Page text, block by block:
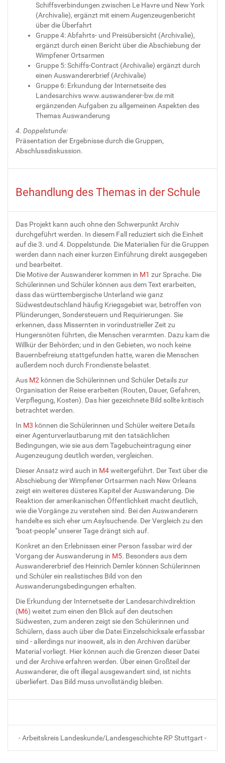
Schiffsverbindungen zwischen Le Havre und New York
(Archivalie), ergänzt mit einem Augenzeugenbericht
über die Überfahrt
Gruppe 4: Abfahrts- und Preisübersicht (Archivalie),
ergänzt durch einen Bericht über die Abschiebung der
Wimpfener Ortsarmen
Gruppe 5: Schiffs-Contract (Archivalie) ergänzt durch
einen Auswandererbrief (Archivalie)
Gruppe 6: Erkundung der Internetseite des
Landesarchivs www.auswanderer-bw.de mit
ergänzenden Aufgaben zu allgemeinen Aspekten des
Themas Auswanderung
4. Doppelstunde:
Präsentation der Ergebnisse durch die Gruppen,
Abschlussdiskussion.
Behandlung des Themas in der Schule
Das Projekt kann auch ohne den Schwerpunkt Archiv
durchgeführt werden. In diesem Fall reduziert sich die Einheit
auf die 3. und 4. Doppelstunde. Die Materialien für die Gruppen
werden dann nach einer kurzen Einführung direkt ausgegeben
und bearbeitet.
Die Motive der Auswanderer kommen in M1 zur Sprache. Die
Schülerinnen und Schüler können aus dem Text erarbeiten,
dass das württembergische Unterland wie ganz
Südwestdeutschland häufig Kriegsgebiet war, betroffen von
Plünderungen, Sondersteuern und Requirierungen. Sie
erkennen, dass Missernten in vorindustrieller Zeit zu
Hungersnöten führten, die Menschen verarmten. Dazu kam die
Willkür der Behörden; und in den Gebieten, wo noch keine
Bauernbefreiung stattgefunden hatte, waren die Menschen
außerdem noch durch Frondienste belastet.
Aus M2 können die Schülerinnen und Schüler Details zur
Organisation der Reise erarbeiten (Routen, Dauer, Gefahren,
Verpflegung, Kosten). Das hier gezeichnete Bild sollte kritisch
betrachtet werden.
In M3 können die Schülerinnen und Schüler weitere Details
einer Agenturverlautbarung mit den tatsächlichen
Bedingungen, wie sie aus dem Tagebucheintragung einer
Augenzeugung deutlich werden, vergleichen.
Dieser Ansatz wird auch in M4weitergeführt. Der Text über die
Abschiebung der Wimpfener Ortsarmen nach New Orleans
zeigt ein weiteres düsteres Kapitel der Auswanderung. Die
Reaktion der amerikanischen Öffentlichkeit macht deutlich,
wie die Vorgänge zu verstehen sind. Bei den Auswanderern
handelte es sich eher um Asylsuchende. Der Vergleich zu den
"boat-people" unserer Tage drängt sich auf.
Konkret an den Erlebnissen einer Person fassbar wird der
Vorgang der Auswanderung in M5. Besonders aus dem
Auswandererbrief des Heinrich Demler können Schülerinnen
und Schüler ein realistisches Bild von den
Auswanderungsbedingungen erhalten.
Die Erkundung der Internetseite der Landesarchivdirektion
(M6) weitet zum einen den Blick auf den deutschen
Südwesten, zum anderen zeigt sie den Schülerinnen und
Schülern, dass auch über die Datei Einzelschicksale erfassbar
sind - allerdings nur insoweit, als in den Archiven darüber
Material vorliegt. Hier können auch die Grenzen dieser Datei
und der Archive erfahren werden. Über einen Großteil der
Auswanderer, die oft illegal ausgewandert sind, ist nichts
überliefert. Das Bild muss unvollständig bleiben.
- Arbeitskreis Landeskunde/Landesgeschichte RP Stuttgart -